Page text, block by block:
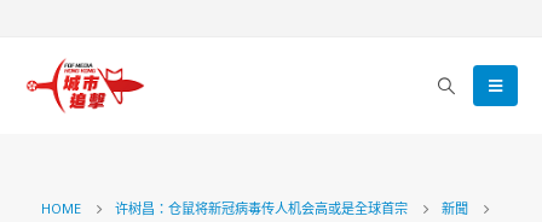
HOME 许树昌：仓鼠将新冠病毒传人机会高或是全球首宗
新聞